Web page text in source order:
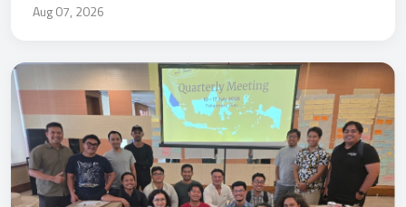
Aug 07, 2026